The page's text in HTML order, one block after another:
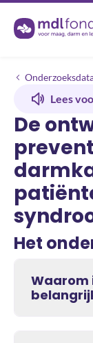
Terug naar de
Onderzoeken
De ontwikkeling
Lees
De
Het
Waarom